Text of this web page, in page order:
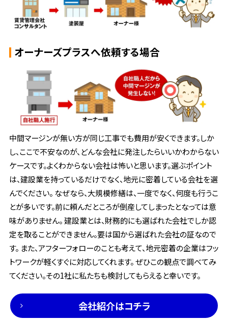
オーナーズプラスへ依頼する場合
中間マージンが無い方が同じ工事でも費用が安くできます。しか
し、ここで不安なのが、どんな会社に発注したらいいかわからない
ケースです。よくわからない会社は怖いと思います。選ぶポイント
は、建設業を持っているだけでなく、地元に密着している会社を選
んでください。 なぜなら、大規模修繕は、一度でなく、何度も行うこ
とが多いです。前に頼んだところが倒産してしまったとなっては意
味がありません。 建設業とは、財務的にも選ばれた会社でしか認
定を取ることができません。要は国から選ばれた会社の証なので
す。 また、アフターフォローのことも考えて、地元密着の企業はフッ
トワークが軽くすぐに対応してくれます。 ぜひこの観点で調べてみ
てください。その1社に私たちも検討してもらえると幸いです。
会社紹介はコチラ